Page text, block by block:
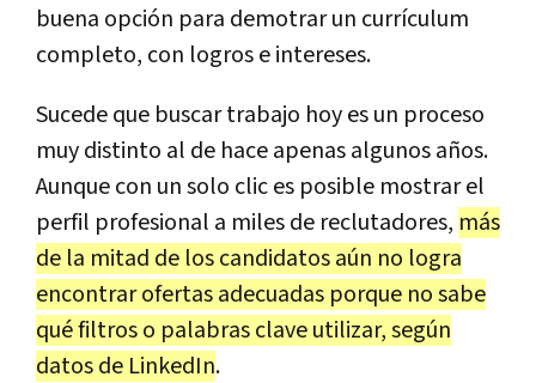
buena opción para demotrar un currículum
completo, con logros e intereses.
Sucede que buscar trabajo hoy es un proceso
muy distinto al de hace apenas algunos años.
Aunque con un solo clic es posible mostrar el
perfil profesional a miles de reclutadores, más
de la mitad de los candidatos aún no logra
encontrar ofertas adecuadas porque no sabe
qué filtros o palabras clave utilizar, según
datos de LinkedIn.